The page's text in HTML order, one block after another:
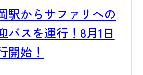
駅からサファリへの
バスを運行！8月1日
開始！